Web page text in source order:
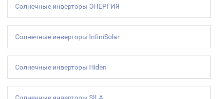
Солнечные инверторы ЭНЕРГИЯ
Солнечные инверторы InfiniSolar
Солнечные инверторы Hiden